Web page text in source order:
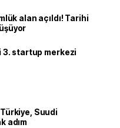
alan açıldı! Tarihi
3. startup merkezi
Suudi
adım